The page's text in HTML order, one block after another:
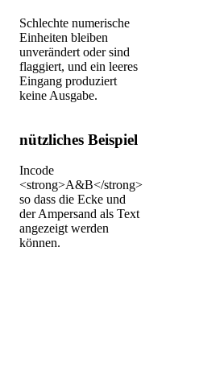
Schlechte numerische
Einheiten bleiben
unverändert oder sind
flaggiert, und ein leeres
Eingang produziert
keine Ausgabe.
nützliches Beispiel
Incode
<strong>A&B</strong>
so dass die Ecke und
der Ampersand als Text
angezeigt werden
können.